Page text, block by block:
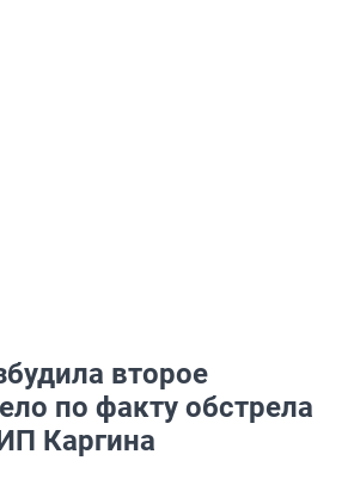
второе
по факту обстрела
Каргина